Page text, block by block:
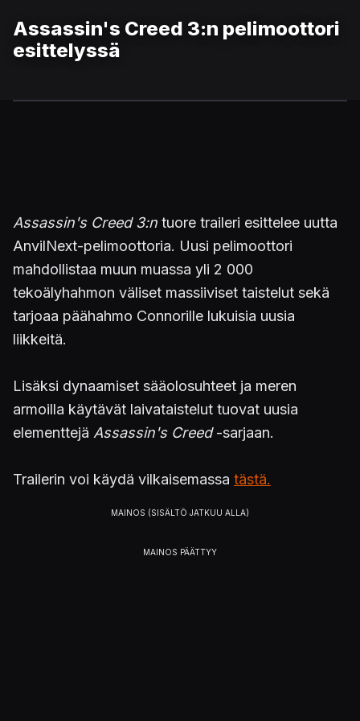
Assassin's Creed 3:n pelimoottori
esittelyssä
Assassin's Creed 3:n tuore traileri esittelee uutta
AnvilNext-pelimoottoria. Uusi pelimoottori
mahdollistaa muun muassa yli 2 000
tekoälyhahmon väliset massiiviset taistelut sekä
tarjoaa päähahmo Connorille lukuisia uusia
liikkeitä.
Lisäksi dynaamiset sääolosuhteet ja meren
armoilla käytävät laivataistelut tuovat uusia
elementtejä Assassin's Creed-sarjaan.
Trailerin voi käydä vilkaisemassa tästä.